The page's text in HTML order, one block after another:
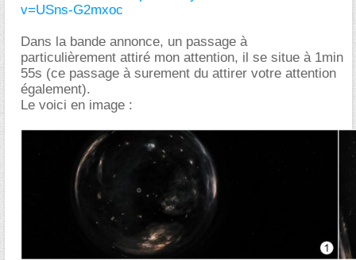
v=USns-G2mxoc
Dans la bande annonce, un passage à
particulièrement attiré mon attention, il se situe à 1min
55s (ce passage à surement du attirer votre attention
également).
Le voici en image :